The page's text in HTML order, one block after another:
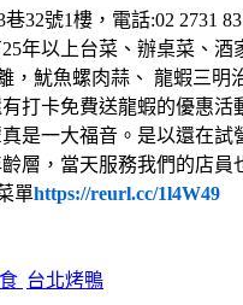
32號1樓，電話:02 2731
年以上台菜、辦桌菜、
，魷魚螺肉蒜、 龍蝦三
打卡免費送龍蝦的優惠活
是一大福音。是以還在
層，當天服務我們的店
單https://reurl.cc/1l4W49
台北烤鴨